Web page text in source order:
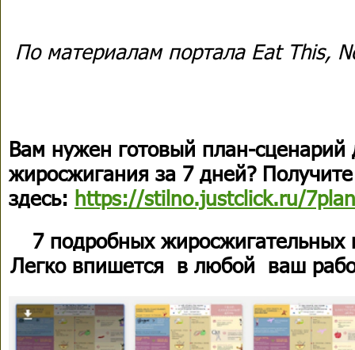
По материалам портала Eat This,
Вам нужен готовый план-сценарий
жиросжигания за 7 дней?
здесь: https://stilno.justclick.ru/
7 подробных
Легко впишется в любой ваш